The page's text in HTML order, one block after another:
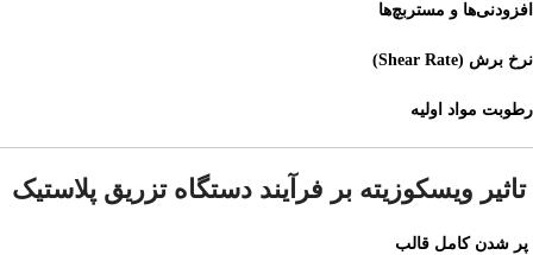
افزودنی‌ها و مستربچ‌ها
نرخ برش (Shear Rate)
رطوبت مواد اولیه
تاثیر ویسکوزیته بر فرآیند دستگاه تزریق پلاستیک
پر شدن کامل قالب